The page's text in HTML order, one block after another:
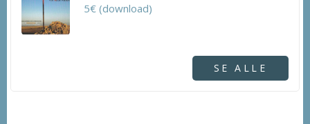
5€ (download)
SE ALLE